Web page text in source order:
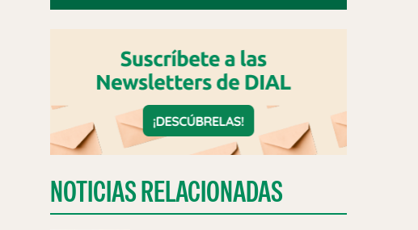
NOTICIAS RELACIONADAS